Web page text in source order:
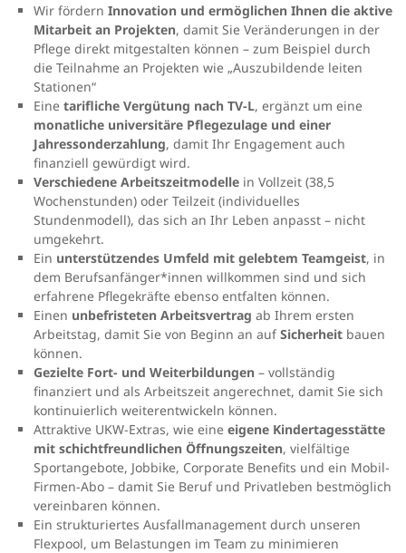
Wir fördern Innovation und ermöglichen Ihnen die aktive
Mitarbeit an Projekten, damit Sie Veränderungen in der
Pflege direkt mitgestalten können – zum Beispiel durch
die Teilnahme an Projekten wie „Auszubildende leiten
Stationen“
Eine tarifliche Vergütung nach TV-L, ergänzt um eine
monatliche universitäre Pflegezulage und einer
Jahressonderzahlung, damit Ihr Engagement auch
finanziell gewürdigt wird.
Verschiedene Arbeitszeitmodelle in Vollzeit (38,5
Wochenstunden) oder Teilzeit (individuelles
Stundenmodell), das sich an Ihr Leben anpasst – nicht
umgekehrt.
Ein unterstützendes Umfeld mit gelebtem Teamgeist, in
dem Berufsanfänger*innen willkommen sind und sich
erfahrene Pflegekräfte ebenso entfalten können.
Einen unbefristeten Arbeitsvertrag ab Ihrem ersten
Arbeitstag, damit Sie von Beginn an aufSicherheit bauen
können.
Gezielte Fort- und Weiterbildungen – vollständig
finanziert und als Arbeitszeit angerechnet, damit Sie sich
kontinuierlich weiterentwickeln können.
Attraktive UKW-Extras, wie eine eigene Kindertagesstätte
mit schichtfreundlichen Öffnungszeiten, vielfältige
Sportangebote, Jobbike, Corporate Benefits und ein Mobil-
Firmen-Abo – damit Sie Beruf und Privatleben bestmöglich
vereinbaren können.
Ein strukturiertes Ausfallmanagement durch unseren
Flexpool, um Belastungen im Team zu minimieren